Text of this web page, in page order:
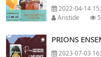
2022-04-14
Aristide
PRIONS
2023-07-03